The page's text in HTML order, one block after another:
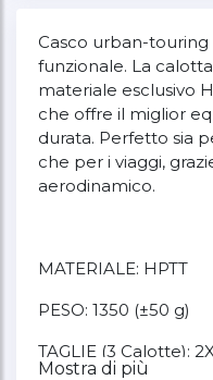
Casco urban-
funzionale. La
materiale esclusivo
che offre il miglior
durata. Perfetto sia
che per i viaggi,
aerodinamico.
MATERIALE: HPTT
PESO: 1350 (±50 g)
TAGLIE (3 Calotte):
Mostra di più